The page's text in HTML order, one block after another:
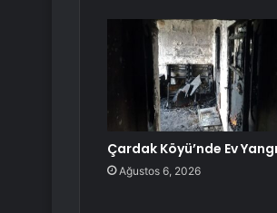
Çardak Köyü’nde Ev
Ağustos 6, 2026